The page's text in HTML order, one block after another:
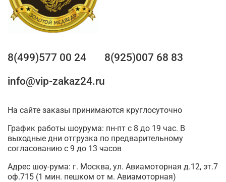
8(499)577 00 24
8(925)007 68 83
info@vip-zakaz24.ru
На сайте заказы принимаются круглосуточно
График работы шоурума: пн-пт с 8 до 19 час. В
выходные дни отгрузка по предварительному
согласованию с 9 до 13 часов
Адрес шоу-рума: г. Москва, ул. Авиамоторная д.12, эт.7
оф.715 (1 мин. пешком от м. Авиамоторная)